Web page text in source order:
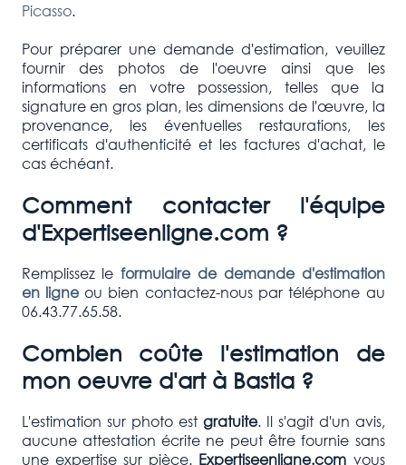
Picasso.
Pour préparer une demande d'estimation, veuillez
fournir des photos de l'oeuvre ainsi que les
informations en votre possession, telles que la
signature en gros plan, les dimensions de l'œuvre, la
provenance, les éventuelles restaurations, les
certificats d'authenticité et les factures d'achat, le
cas échéant.
Comment contacter l'équipe
d'Expertiseenligne.com ?
Remplissez leformulaire de demande d'estimation
en ligneou bien contactez-nous par téléphone au
06.43.77.65.58.
Combien coûte l'estimation de
mon oeuvre d'art à Bastia ?
L'estimation sur photo est gratuite. Il s'agit d'un avis,
aucune attestation écrite ne peut être fournie sans
une expertise sur pièce. Expertiseenligne.com vous